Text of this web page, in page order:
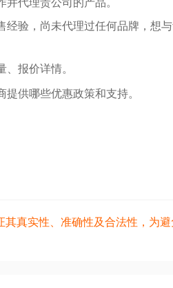
代理贵公司的产品。
经验，尚未代理过任何品牌，想
报价详情。
供哪些优惠政策和支持。
真实性、准确性及合法性，为避